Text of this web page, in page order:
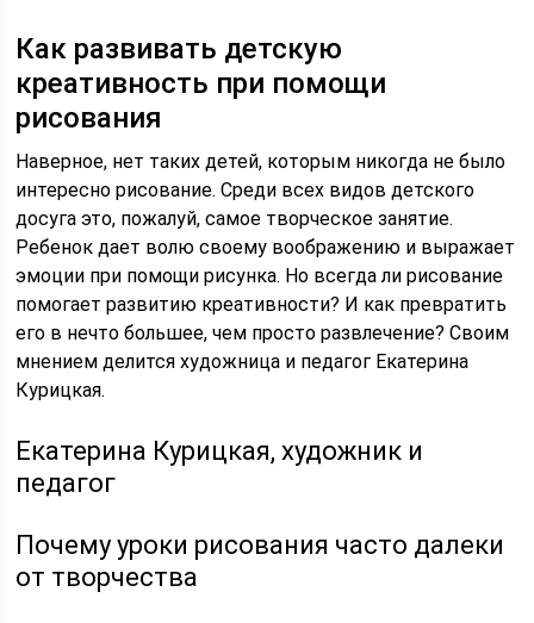
Как развивать детскую
креативность при помощи
рисования
Наверное, нет таких детей, которым никогда не было
интересно рисование. Среди всех видов детского
досуга это, пожалуй, самое творческое занятие.
Ребенок дает волю своему воображению и выражает
эмоции при помощи рисунка. Но всегда ли рисование
помогает развитию креативности? И как превратить
его в нечто большее, чем просто развлечение? Своим
мнением делится художница и педагог Екатерина
Курицкая.
Екатерина Курицкая, художник и
педагог
Почему уроки рисования часто далеки
от творчества